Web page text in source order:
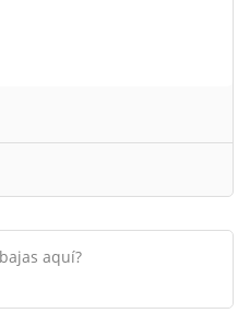
aquí?